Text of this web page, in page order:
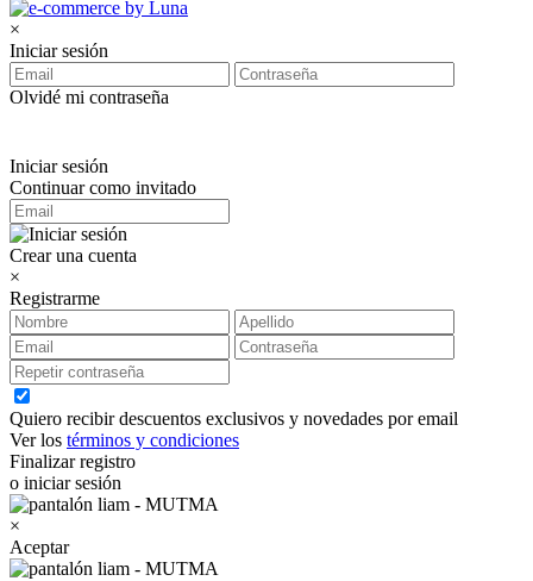
×
Iniciar sesión
Olvidé mi contraseña
Iniciar sesión
Continuar como invitado
Crear una cuenta
×
Registrarme
Quiero recibir descuentos exclusivos y novedades por email
Ver los términos y condiciones
Finalizar registro
o iniciar sesión
×
Aceptar